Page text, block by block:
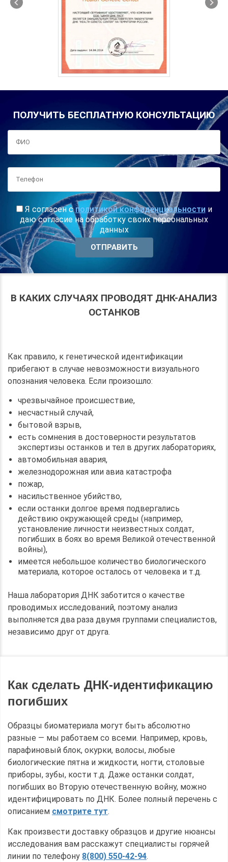
ПОЛУЧИТЬ БЕСПЛАТНУЮ КОНСУЛЬТАЦИЮ
Я согласен сполитикой конфиденциальности и
даю согласие на обработку своих персональных
данных
В КАКИХ СЛУЧАЯХ ПРОВОДЯТ ДНК-АНАЛИЗ
ОСТАНКОВ
Как правило, к генетической идентификации
прибегают в случае невозможности визуального
опознания человека. Если произошло:
чрезвычайное происшествие,
несчастный случай,
бытовой взрыв,
есть сомнения в достоверности результатов
экспертизы останков и тел в других лабораториях,
автомобильная авария,
железнодорожная или авиа катастрофа
пожар,
насильственное убийство,
если останки долгое время подвергались
действию окружающей среды (например,
установление личности неизвестных солдат,
погибших в боях во время Великой отечественной
войны),
имеется небольшое количество биологического
материала, которое осталось от человека и т.д.
Наша лаборатория ДНК заботится о качестве
проводимых исследований, поэтому анализ
выполняется два раза двумя группами специалистов,
независимо друг от друга.
Как сделать ДНК-идентификацию
погибших
Образцы биоматериала могут быть абсолютно
разные — мы работаем со всеми. Например, кровь,
парафиновый блок, окурки, волосы, любые
биологические пятна и жидкости, ногти, столовые
приборы, зубы, кости т.д. Даже останки солдат,
погибших во Вторую отечественную войну, можно
идентифицировать по ДНК. Более полный перечень с
описанием смотрите тут.
Как произвести доставку образцов и другие нюансы
исследования вам расскажут специалисты горячей
линии по телефону 8(800) 550-42-94.